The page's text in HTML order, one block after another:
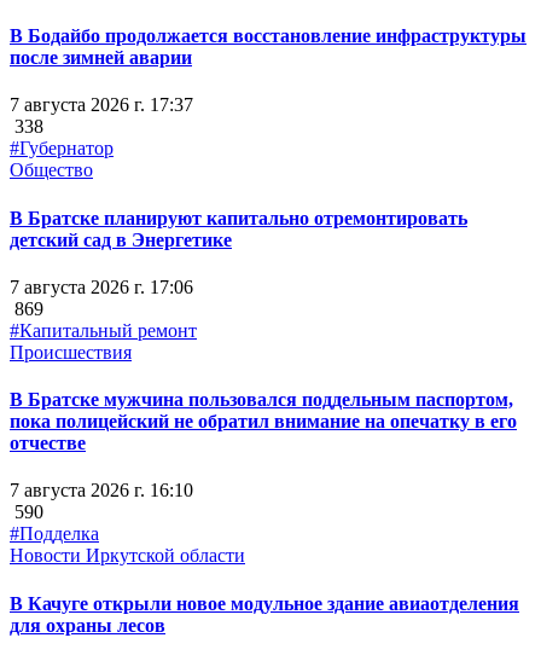
В Бодайбо продолжается восстановление инфраструктуры
после зимней аварии
7 августа 2026 г. 17:37
338
#Губернатор
Общество
В Братске планируют капитально отремонтировать
детский сад в Энергетике
7 августа 2026 г. 17:06
869
#Капитальный ремонт
Происшествия
В Братске мужчина пользовался поддельным паспортом,
пока полицейский не обратил внимание на опечатку в его
отчестве
7 августа 2026 г. 16:10
590
#Подделка
Новости Иркутской области
В Качуге открыли новое модульное здание авиаотделения
для охраны лесов